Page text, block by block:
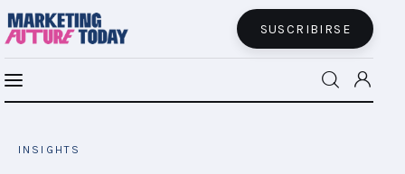
SUSCRIBIRSE
INSIGHTS